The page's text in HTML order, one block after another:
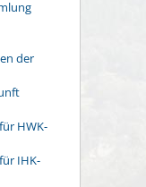
der
HWK-
IHK-